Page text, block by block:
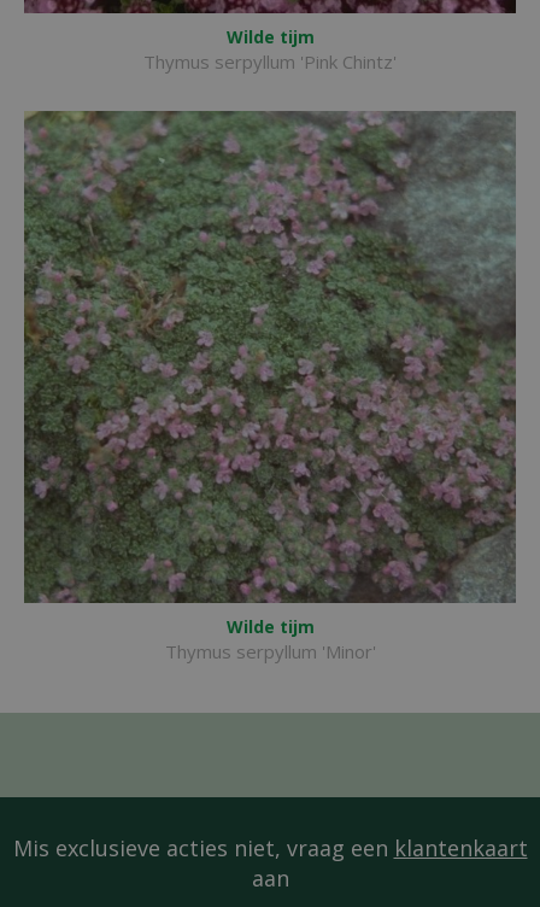
Wilde tijm
Thymus serpyllum 'Pink Chintz'
Wilde tijm
Thymus serpyllum 'Minor'
Mis exclusieve acties niet, vraag een klantenkaart
aan